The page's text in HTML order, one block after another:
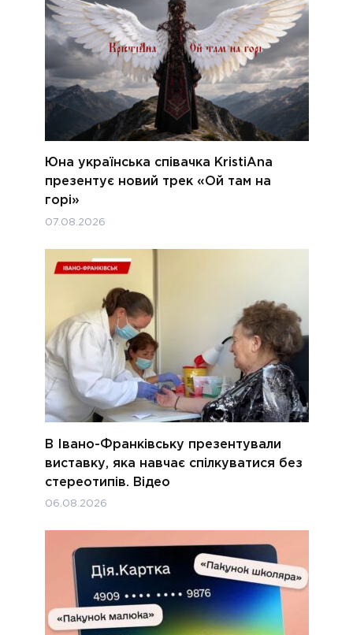
Юна українська співачка KristiAna
презентує новий трек «Ой там на
горі»
07.08.2026
В Івано-Франківську презентували
виставку, яка навчає спілкуватися без
стереотипів. Відео
06.08.2026